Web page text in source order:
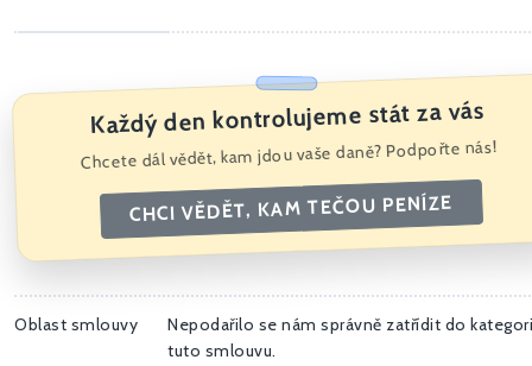
Každý den kontrolujeme stát za vás
Chcete dál vědět, kam jdou vaše daně? Podpořte nás!
CHCI VĚDĚT, KAM TEČOU PENÍZE
Oblast smlouvy
Nepodařilo se nám správně zatřídit do
tuto smlouvu.